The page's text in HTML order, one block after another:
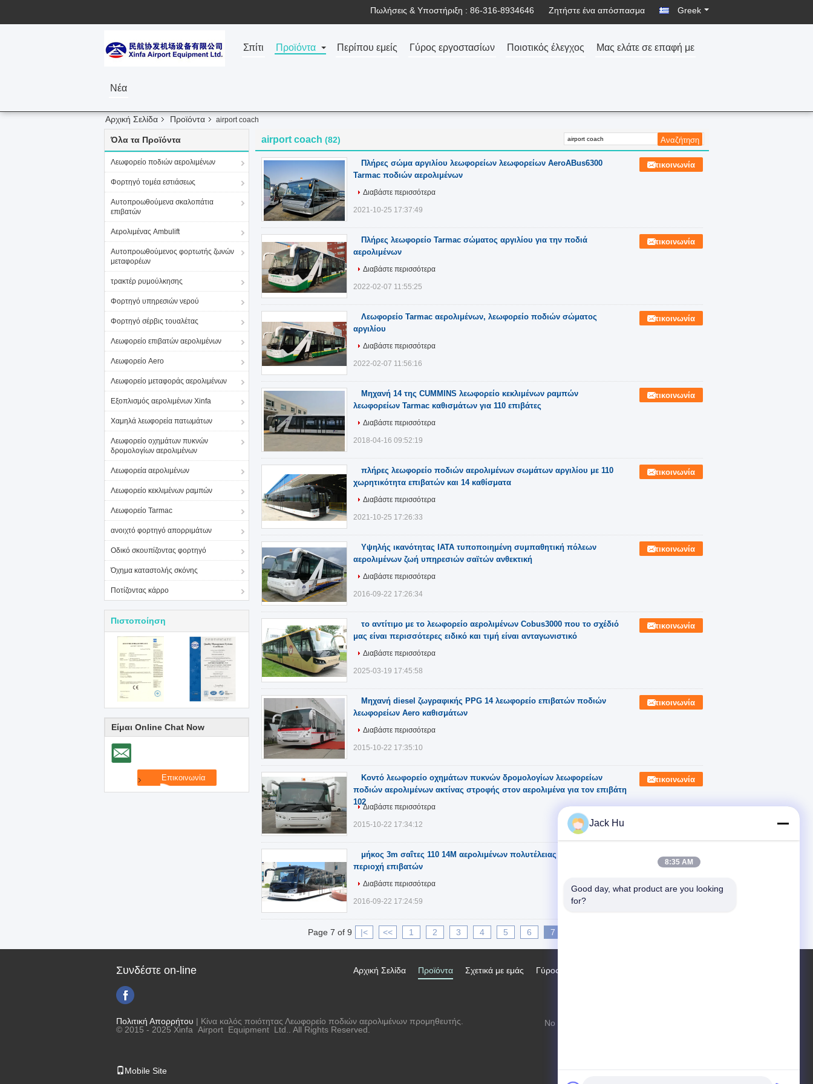
Πωλήσεις & Υποστήριξη : 86-316-8934646 Ζητήστε ένα απόσπασμα Greek
Σπίτι Προϊόντα Περίπου εμείς Γύρος εργοστασίων Ποιοτικός έλεγχος Μας ελάτε σε επαφή με
Νέα
Αρχική Σελίδα Προϊόντα airport coach
Όλα τα Προϊόντα
Λεωφορείο ποδιών αερολιμένων
Φορτηγό τομέα εστιάσεως
Αυτοπροωθούμενα σκαλοπάτια
επιβατών
Αερολιμένας Ambulift
Αυτοπροωθούμενος φορτωτής ζωνών
μεταφορέων
τρακτέρ ρυμούλκησης
Φορτηγό υπηρεσιών νερού
Φορτηγό σέρβις τουαλέτας
Λεωφορείο επιβατών αερολιμένων
Λεωφορείο Aero
Λεωφορείο μεταφοράς αερολιμένων
Εξοπλισμός αερολιμένων Xinfa
Χαμηλά λεωφορεία πατωμάτων
Λεωφορείο οχημάτων πυκνών
δρομολογίων αερολιμένων
Λεωφορεία αερολιμένων
Λεωφορείο κεκλιμένων ραμπών
Λεωφορείο Tarmac
ανοιχτό φορτηγό απορριμάτων
Οδικό σκουπίζοντας φορτηγό
Όχημα καταστολής σκόνης
Ποτίζοντας κάρρο
Πιστοποίηση
Είμαι Online Chat Now
airport coach (82)
Πλήρες σώμα αργιλίου λεωφορείων λεωφορείων AeroABus6300
Tarmac ποδιών αερολιμένων
Επικοινωνία
Διαβάστε περισσότερα
2021-10-25 17:37:49
Πλήρες λεωφορείο Tarmac σώματος αργιλίου για την ποδιά
αερολιμένων
Επικοινωνία
Διαβάστε περισσότερα
2022-02-07 11:55:25
Λεωφορείο Tarmac αερολιμένων, λεωφορείο ποδιών σώματος
αργιλίου
Επικοινωνία
Διαβάστε περισσότερα
2022-02-07 11:56:16
Μηχανή 14 της CUMMINS λεωφορείο κεκλιμένων ραμπών
λεωφορείων Tarmac καθισμάτων για 110 επιβάτες
Επικοινωνία
Διαβάστε περισσότερα
2018-04-16 09:52:19
πλήρες λεωφορείο ποδιών αερολιμένων σωμάτων αργιλίου με 110
χωρητικότητα επιβατών και 14 καθίσματα
Επικοινωνία
Διαβάστε περισσότερα
2021-10-25 17:26:33
Υψηλής ικανότητας IATA τυποποιημένη συμπαθητική πόλεων
αερολιμένων ζωή υπηρεσιών σαϊτών ανθεκτική
Επικοινωνία
Διαβάστε περισσότερα
2016-09-22 17:26:34
το αντίτιμο με το λεωφορείο αερολιμένων Cobus3000 που το σχέδιό
μας είναι περισσότερες ειδικό και τιμή είναι ανταγωνιστικό
Επικοινωνία
Διαβάστε περισσότερα
2025-03-19 17:45:58
Μηχανή diesel ζωγραφικής PPG 14 λεωφορείο επιβατών ποδιών
λεωφορείων Aero καθισμάτων
Επικοινωνία
Διαβάστε περισσότερα
2015-10-22 17:35:10
Κοντό λεωφορείο οχημάτων πυκνών δρομολογίων λεωφορείων
ποδιών αερολιμένων ακτίνας στροφής στον αερολιμένα για τον επιβάτη
102
Επικοινωνία
Διαβάστε περισσότερα
2015-10-22 17:34:12
μήκος 3m σαΐτες 110 14M αερολιμένων πολυτέλειας πλάτους μόνιμη
περιοχή επιβατών
Επικοινωνία
Διαβάστε περισσότερα
2016-09-22 17:24:59
Page 7 of 9 |< << 1 2 3 4 5 6 7
Συνδέστε on-line Γύρος εργοστασίων
Σχετικά με εμάς
Προϊόντα
Αρχική Σελίδα
Πολιτική Απορρήτου | Κίνα καλός ποιότητας Λεωφορείο ποδιών αερολιμένων προμηθευτής.
© 2015 - 2025 Xinfa Airport Equipment Ltd.. All Rights Reserved.
Νο 97 δρόμος Changping, πόλη Shahe,
Mobile Site
Jack Hu
8:35 AM
Good day, what product are you looking
for?